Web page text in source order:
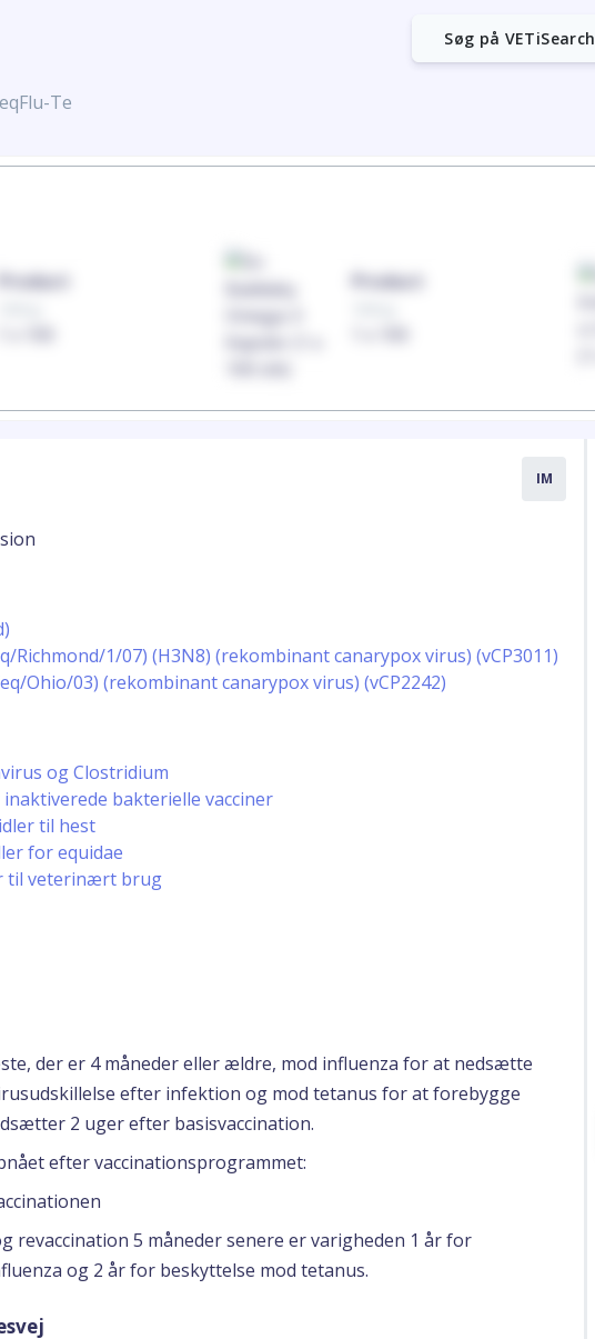
Søg på VETiSearch
Te
Product Product
IM
Richmond/1/07) (H3N8) (rekombinant canarypox virus) (vCP3011)
Ohio/03) (rekombinant canarypox virus) (vCP2242)
og Clostridium
bakterielle vacciner
til hest
for equidae
til veterinært brug
der er 4 måneder eller ældre, mod influenza for at nedsætte
efter infektion og mod tetanus for at forebygge
2 uger efter basisvaccination.
efter vaccinationsprogrammet:
revaccination 5 måneder senere er varigheden 1 år for
og 2 år for beskyttelse mod tetanus.